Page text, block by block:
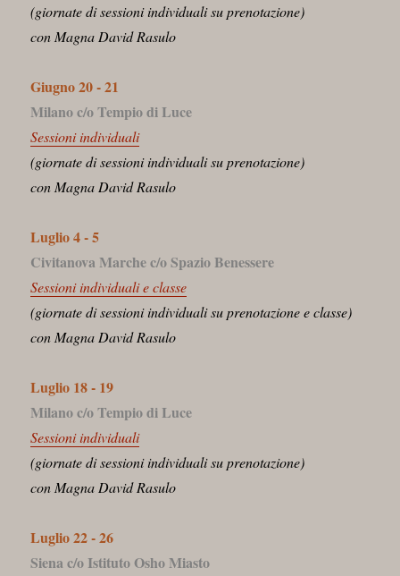
(giornate di sessioni individuali su prenotazione)
con Magna David Rasulo
Giugno 20 - 21
Milano c/o Tempio di Luce
Sessioni individuali
(giornate di sessioni individuali su prenotazione)
con Magna David Rasulo
Luglio 4 - 5
Civitanova Marche c/o Spazio Benessere
Sessioni individuali e classe
(giornate di sessioni individuali su prenotazione e classe)
con Magna David Rasulo
Luglio 18 - 19
Milano c/o Tempio di Luce
Sessioni individuali
(giornate di sessioni individuali su prenotazione)
con Magna David Rasulo
Luglio 22 - 26
Siena c/o Istituto Osho Miasto